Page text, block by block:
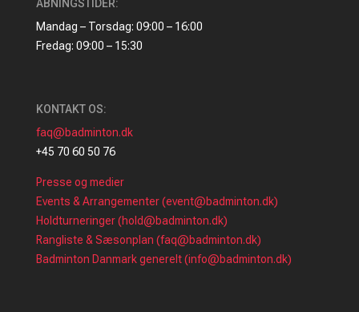
ÅBNINGSTIDER:
Mandag – Torsdag: 09:00 – 16:00
Fredag: 09:00 – 15:30
KONTAKT OS:
faq@badminton.dk
+45 70 60 50 76
Presse og medier
Events & Arrangementer (event@badminton.dk)
Holdturneringer (hold@badminton.dk)
Rangliste & Sæsonplan (faq@badminton.dk)
Badminton Danmark generelt (info@badminton.dk)